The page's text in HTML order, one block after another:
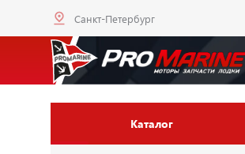
Санкт-Петербург
Каталог